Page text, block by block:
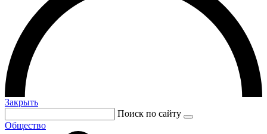
Закрыть
Поиск по сайту
Общество